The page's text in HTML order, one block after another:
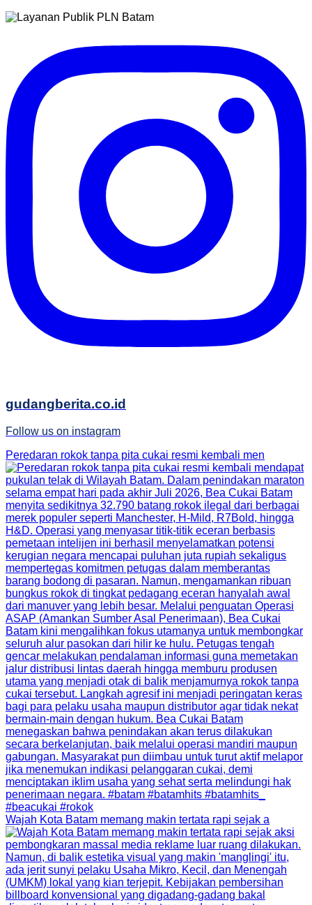
gudangberita.co.id
Follow us on instagram
Peredaran rokok tanpa pita cukai resmi kembali men
Wajah Kota Batam memang makin tertata rapi sejak a